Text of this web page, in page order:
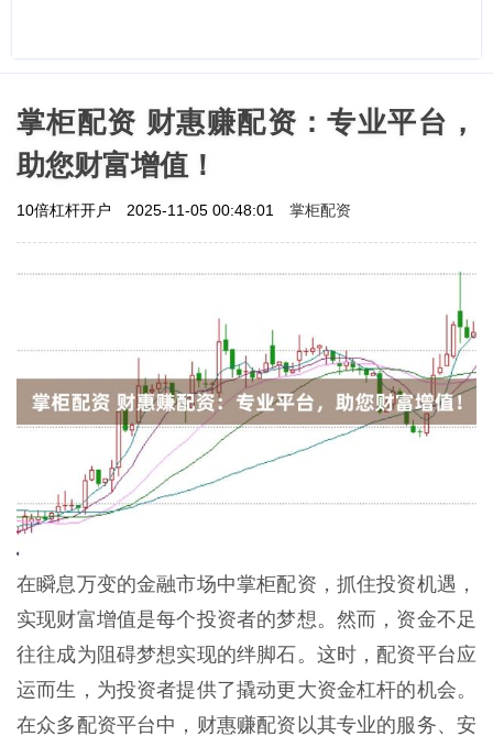
掌柜配资 财惠赚配资：专业平台，
助您财富增值！
10倍杠杆开户 2025-11-05 00:48:01 掌柜配资
在瞬息万变的金融市场中掌柜配资，抓住投资机遇，
实现财富增值是每个投资者的梦想。然而，资金不足
往往成为阻碍梦想实现的绊脚石。这时，配资平台应
运而生，为投资者提供了撬动更大资金杠杆的机会。
在众多配资平台中，财惠赚配资以其专业的服务、安